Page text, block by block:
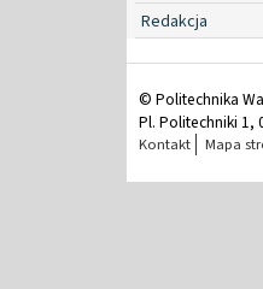
Redakcja
© Politechnika
Pl. Politechniki 1,
Kontakt Mapa